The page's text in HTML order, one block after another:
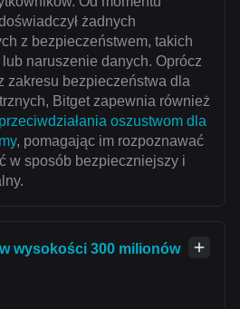
żadnych
z bezpieczeństwem, takich
naruszenie danych. Oprócz
zakresu bezpieczeństwa dla
Bitget zapewnia również
oszustwom dla
, pomagając im rozpoznawać
w sposób bezpieczniejszy i
wysokości 300 milionów